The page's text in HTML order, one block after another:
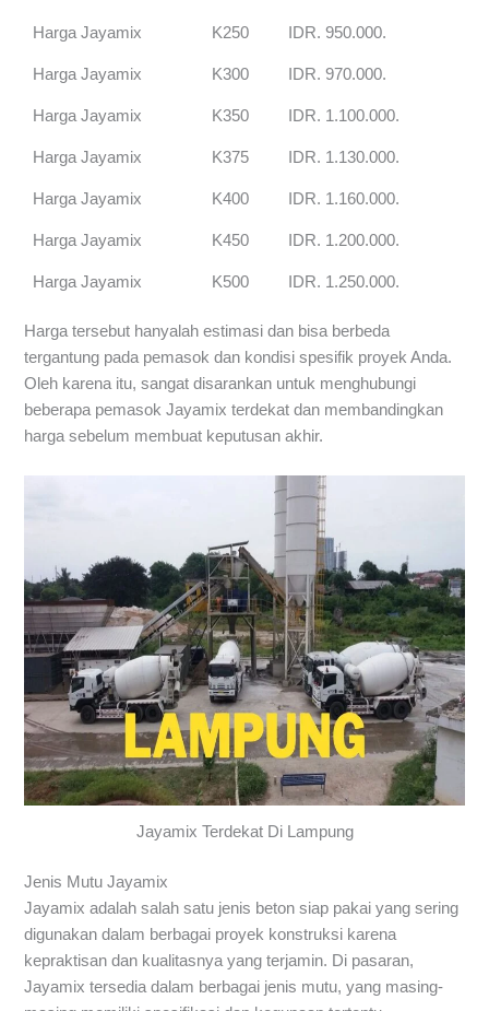
Harga Jayamix K250 IDR. 950.000.
Harga Jayamix K300 IDR. 970.000.
Harga Jayamix K350 IDR. 1.100.000.
Harga Jayamix K375 IDR. 1.130.000.
Harga Jayamix K400 IDR. 1.160.000.
Harga Jayamix K450 IDR. 1.200.000.
Harga Jayamix K500 IDR. 1.250.000.
Harga tersebut hanyalah estimasi dan bisa berbeda
tergantung pada pemasok dan kondisi spesifik proyek Anda.
Oleh karena itu, sangat disarankan untuk menghubungi
beberapa pemasok Jayamix terdekat dan membandingkan
harga sebelum membuat keputusan akhir.
Jayamix Terdekat Di Lampung
Jenis Mutu Jayamix
Jayamix adalah salah satu jenis beton siap pakai yang sering
digunakan dalam berbagai proyek konstruksi karena
kepraktisan dan kualitasnya yang terjamin. Di pasaran,
Jayamix tersedia dalam berbagai jenis mutu, yang masing-